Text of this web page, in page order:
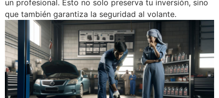
un profesional. Esto no solo preserva tu inversión, sino
que también garantiza la seguridad al volante.